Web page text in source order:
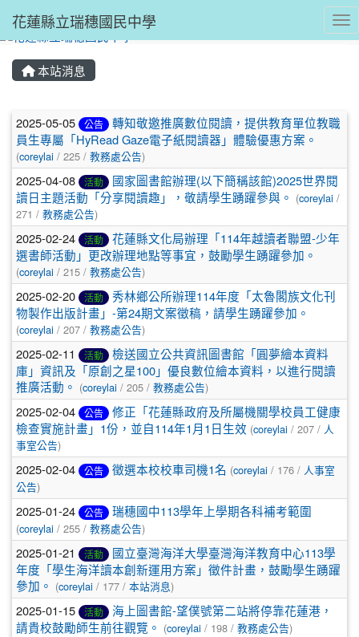
花蓮縣立瑞穗國民中學
本站消息
文章列表
2025-05-05 公告
轉知敬邀推廣數位閱讀，提供教育單位教職
員生專屬「HyRead Gaze電子紙閱讀器」體驗優惠方案。
(coreylai / 225 / 教務處公告)
2025-04-08 活動
國家圖書館辦理(以下簡稱該館)2025世界閱
讀日主題活動「分享閱讀趣」，敬請學生踴躍參與。 (coreylai /
271 / 教務處公告)
2025-02-24 活動
花蓮縣文化局辦理「114年越讀者聯盟-少年
選書師活動」更改辦理地點等事宜，鼓勵學生踴躍參加。
(coreylai / 215 / 教務處公告)
2025-02-20 活動
秀林鄉公所辦理114年度「太魯閣族文化刊
物製作出版計畫」-第24期文案徵稿，請學生踴躍參加。
(coreylai / 207 / 教務處公告)
2025-02-11 活動
檢送國立公共資訊圖書館「圓夢繪本資料
庫」資訊及「原創之星100」優良數位繪本資料，以進行閱讀
推廣活動。 (coreylai / 205 / 教務處公告)
2025-02-04 公告
修正「花蓮縣政府及所屬機關學校員工健康
檢查實施計畫」1份，並自114年1月1日生效 (coreylai / 207 / 人
事室公告)
2025-02-04 公告 徵選本校校車司機1名 (coreylai / 176 / 人事室
公告)
2025-01-24 公告 瑞穗國中113學年上學期各科補考範圍
(coreylai / 255 / 教務處公告)
2025-01-21 活動
國立臺灣海洋大學臺灣海洋教育中心113學
年度「學生海洋讀本創新運用方案」徵件計畫，鼓勵學生踴躍
參加。 (coreylai / 177 / 本站消息)
2025-01-15 活動
海上圖書館-望僕號第二站將停靠花蓮港，
請貴校鼓勵師生前往觀覽。 (coreylai / 198 / 教務處公告)